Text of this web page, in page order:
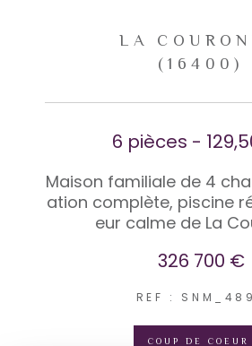
LA
(16400)
6 pièces -
Maison familiale de 4
ation complète, piscine
eur calme de La
326 700 €
REF :
COUP DE COEUR